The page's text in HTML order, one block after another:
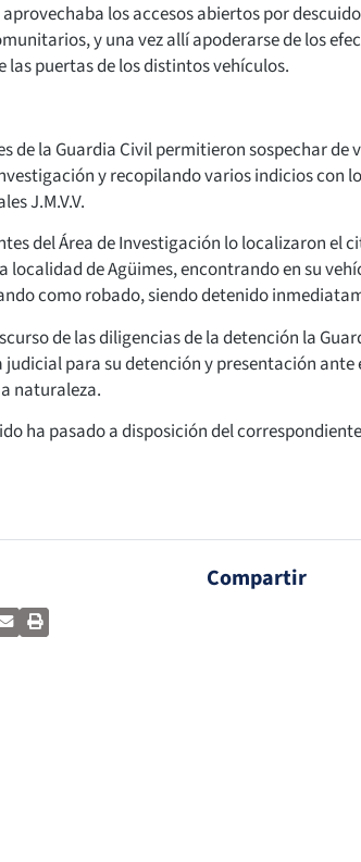
aprovechaba los accesos abiertos por
y una vez allí apoderarse de los
las puertas de los distintos vehículos.
de la Guardia Civil permitieron sospechar
y recopilando varios indicios con
J.M.V.V.
del Área de Investigación lo localizaron el
localidad de Agüimes, encontrando en su
como robado, siendo detenido
de las diligencias de la detención la
para su detención y presentación ante
naturaleza.
ha pasado a disposición del
Compartir